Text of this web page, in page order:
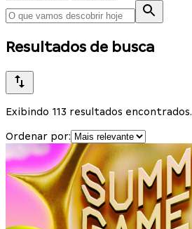
Resultados de busca
Exibindo 113 resultados encontrados.
Ordenar por: